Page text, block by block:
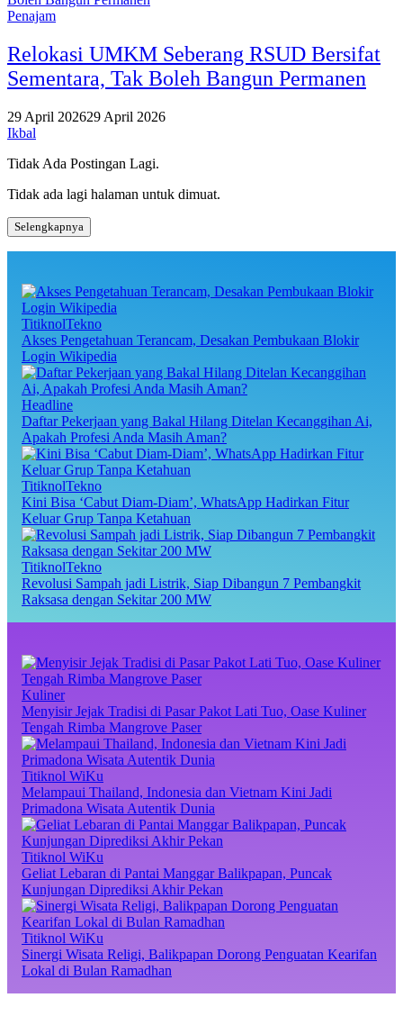
Penajam
Relokasi UMKM Seberang RSUD Bersifat
Sementara, Tak Boleh Bangun Permanen
29 April 202629 April 2026
Ikbal
Tidak Ada Postingan Lagi.
Tidak ada lagi halaman untuk dimuat.
Selengkapnya
TitiknolTekno
Akses Pengetahuan Terancam, Desakan Pembukaan Blokir
Login Wikipedia
Headline
Daftar Pekerjaan yang Bakal Hilang Ditelan Kecanggihan Ai,
Apakah Profesi Anda Masih Aman?
TitiknolTekno
Kini Bisa ‘Cabut Diam-Diam’, WhatsApp Hadirkan Fitur
Keluar Grup Tanpa Ketahuan
TitiknolTekno
Revolusi Sampah jadi Listrik, Siap Dibangun 7 Pembangkit
Raksasa dengan Sekitar 200 MW
Kuliner
Menyisir Jejak Tradisi di Pasar Pakot Lati Tuo, Oase Kuliner
Tengah Rimba Mangrove Paser
Titiknol WiKu
Melampaui Thailand, Indonesia dan Vietnam Kini Jadi
Primadona Wisata Autentik Dunia
Titiknol WiKu
Geliat Lebaran di Pantai Manggar Balikpapan, Puncak
Kunjungan Diprediksi Akhir Pekan
Titiknol WiKu
Sinergi Wisata Religi, Balikpapan Dorong Penguatan Kearifan
Lokal di Bulan Ramadhan